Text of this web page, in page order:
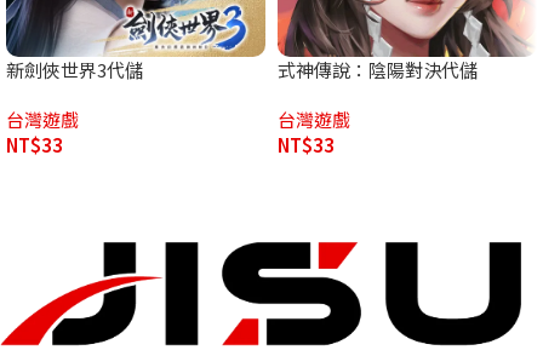
新劍俠世界3代儲
台灣遊戲
NT$33
式神傳說：陰陽對決代儲
台灣遊戲
NT$33